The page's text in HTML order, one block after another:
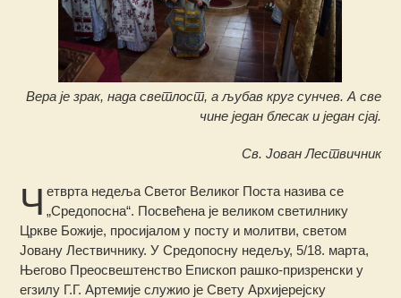
Вера је зрак, нада светлост, а љубав круг сунчев. А све
чине један блесак и један сјај.
Св. Јован Лествичник
Ч етврта недеља Светог Великог Поста назива се
„Средопосна“. Посвећена је великом светилнику
Цркве Божије, просијалом у посту и молитви, светом
Јовану Лествичнику. У Средопосну недељу, 5/18. марта,
Његово Преосвештенство Епископ рашко-призренски у
егзилу Г.Г. Артемије служио је Свету Архијерејску